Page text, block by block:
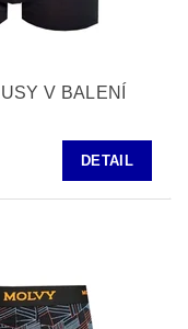
V BALENÍ
DETAIL